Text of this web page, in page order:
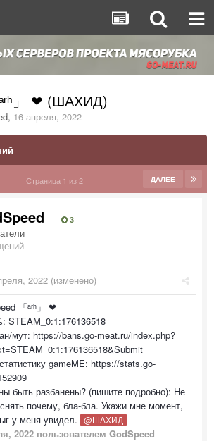
」 ❤ (ШАХИД)
, 16 апреля, 2022
ДАЛЕЕ
Страница 1 из 2
3
2022 (изменено)
「ᵃʳʰ」 ❤
STEAM_0:1:176136518
мут: https://bans.go-meat.ru/index.php?
gameME: https://stats.go-
быть разбанены? (пишите подробно): Не
почему, бла-бла. Укажи мне момент,
у меня увидел.
@ШАХИД
2022 пользователем GodSpeed